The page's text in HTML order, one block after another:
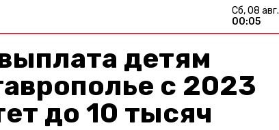
сб, 08 авг.
00:05
детям
с 2023
до 10 тысяч